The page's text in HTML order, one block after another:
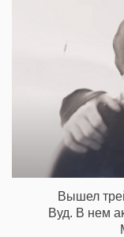
Вышел
Вуд. В нем